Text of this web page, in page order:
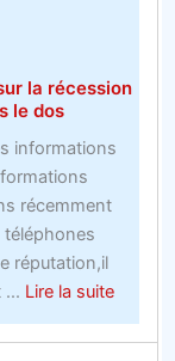
gratuit
de
hockey
sur
glace
vous
aidera
à
y
la récession
le dos
informations
récemment
téléphones
réputation,il
... Lire la suiteabout
faire